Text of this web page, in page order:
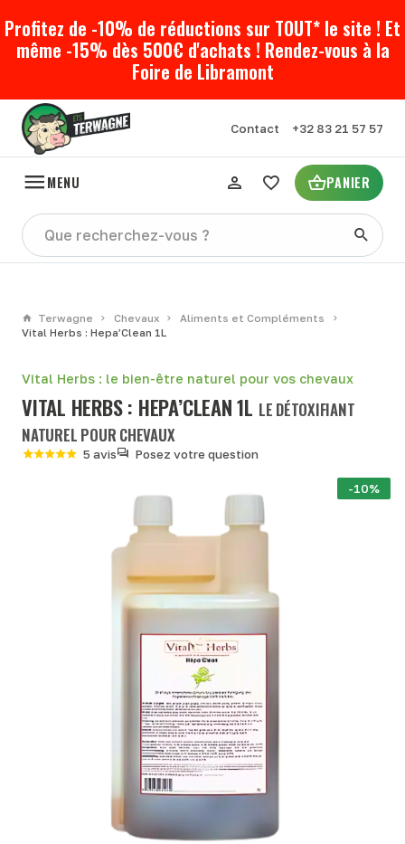
Profitez de -10% de réductions sur TOUT* le site ! Et
même -15% dès 500€ d'achats ! Rendez-vous à la
Foire de Libramont
Contact +32 83 21 57 57
MENU PANIER
Terwagne Chevaux
Aliments et Compléments
Vital Herbs : Hepa’Clean 1L
Vital Herbs : le bien-être naturel pour vos chevaux
VITAL HERBS : HEPA’CLEAN 1L LE DÉTOXIFIANT
NATUREL POUR CHEVAUX
5 avis Posez votre question
-10%